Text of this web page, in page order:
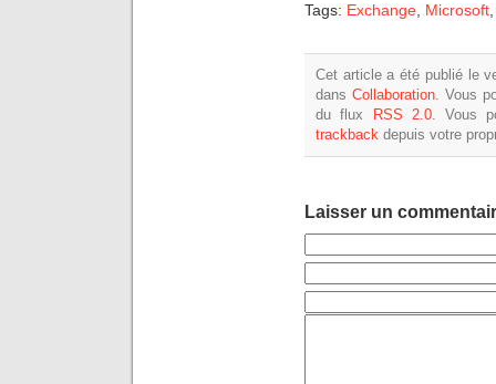
Tags: Exchange Microsoft
Cet article a été publié le
dans Collaboration. Vous
du flux RSS 2.0. Vous
trackback depuis votre
Laisser un